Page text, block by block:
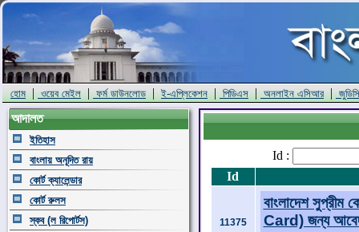
হোম | ওয়েব মেইল | ফর্ম ডাউনলোড |ই-এপ্লিকেশন | পিডিএস | অনলাইন এসিআর |
আদালত
ইতিহাস
বাংলায় অনূদিত রায়
কোর্ট ক্যালেন্ডার
কোর্ট রুলস
স্কব (ল রিপোর্টস)
Id :
Id
11375
বাংলাদেশ সুপ্রীম
Card) জন্য